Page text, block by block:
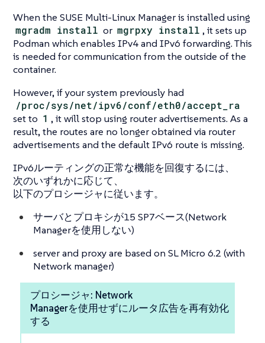
When the SUSE Multi-Linux Manager is installed using
mgradm install or mgrpxy install , it sets up
Podman which enables IPv4 and IPv6 forwarding. This
is needed for communication from the outside of the
container.
However, if your system previously had
/proc/sys/net/ipv6/conf/eth0/accept_ra
set to 1 , it will stop using router advertisements. As a
result, the routes are no longer obtained via router
advertisements and the default IPv6 route is missing.
IPv6ルーティングの正常な機能を回復するには、
次のいずれかに応じて、
以下のプロシージャに従います。
サーバとプロキシが15 SP7ベース(Network
Managerを使用しない)
server and proxy are based on SL Micro 6.2 (with
Network manager)
プロシージャ: Network
Managerを使用せずにルータ広告を再有効化
する